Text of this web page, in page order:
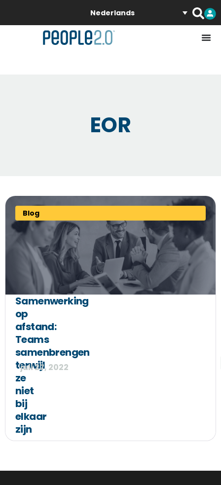
Nederlands
EOR
Blog
Samenwerking
op
afstand:
Teams
samenbrengen
terwijl
ze
niet
bij
elkaar
zijn
juli 27, 2022